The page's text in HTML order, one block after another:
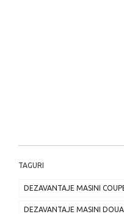
TAGURI
DEZAVANTAJE MASINI
DEZAVANTAJE MASINI DOUA